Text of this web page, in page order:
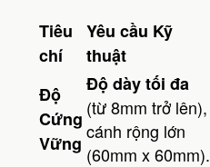
Tiêu
chí
Yêu cầu Kỹ
thuật
Độ
Cứng
Vững
Độ dày tối đa
(từ 8mm trở lên),
cánh rộng lớn
(60mm x 60mm).